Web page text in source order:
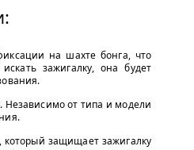
на шахте бонга, что
зажигалку, она будет
Независимо от типа и модели
который защищает зажигалку